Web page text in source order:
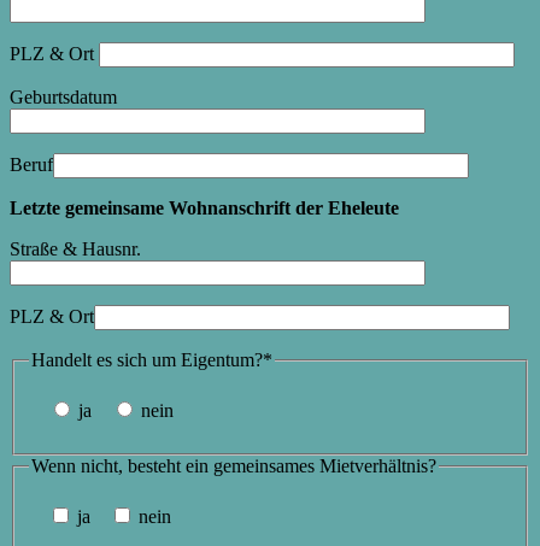
PLZ & Ort
Geburtsdatum
Beruf
Letzte gemeinsame Wohnanschrift der Eheleute
Straße & Hausnr.
PLZ & Ort
Handelt es sich um Eigentum?*
ja nein
Wenn nicht, besteht ein gemeinsames Mietverhältnis?
ja nein